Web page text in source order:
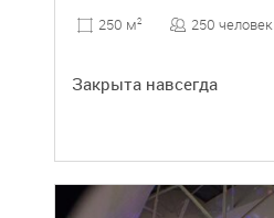
250 м2 250 человек
Закрыта навсегда